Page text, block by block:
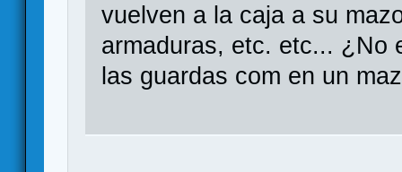
vuelven a la caja a su
armaduras, etc. etc... ¿No
las guardas com en un